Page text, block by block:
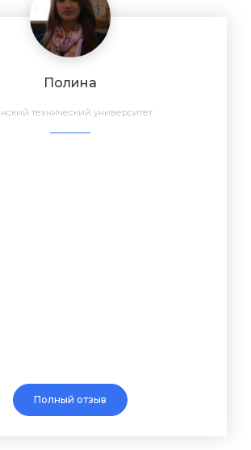
Полина
технический университет
Полный отзыв